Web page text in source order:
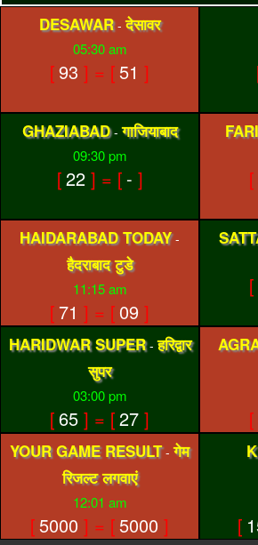
DESAWAR - देसावर
05:30 am
[93 ] = [51 ]
GHAZIABAD - गाजियाबाद
09:30 pm
[22 ] = [ - ] [
HAIDARABAD TODAY -
हैदराबाद टुडे
11:15 am
[ 71 ] = [ 09 ]
[
HARIDWAR SUPER - हरिद्वार
सुपर
03:00 pm
[65 ] = [27 ] [
YOUR GAME RESULT - गेम
रिजल्ट लगवाएं
12:01 am
[5000 ] = [5000 ] [